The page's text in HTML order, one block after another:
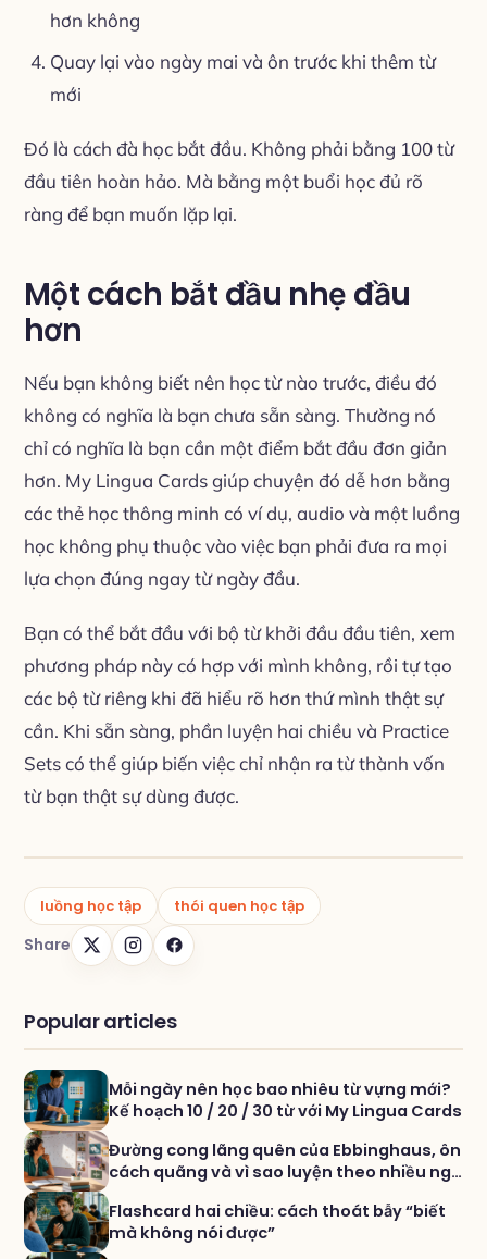
hơn không
Quay lại vào ngày mai và ôn trước khi thêm từ
mới
Đó là cách đà học bắt đầu. Không phải bằng 100 từ
đầu tiên hoàn hảo. Mà bằng một buổi học đủ rõ
ràng để bạn muốn lặp lại.
Một cách bắt đầu nhẹ đầu
hơn
Nếu bạn không biết nên học từ nào trước, điều đó
không có nghĩa là bạn chưa sẵn sàng. Thường nó
chỉ có nghĩa là bạn cần một điểm bắt đầu đơn giản
hơn. My Lingua Cards giúp chuyện đó dễ hơn bằng
các thẻ học thông minh có ví dụ, audio và một luồng
học không phụ thuộc vào việc bạn phải đưa ra mọi
lựa chọn đúng ngay từ ngày đầu.
Bạn có thể bắt đầu với bộ từ khởi đầu đầu tiên, xem
phương pháp này có hợp với mình không, rồi tự tạo
các bộ từ riêng khi đã hiểu rõ hơn thứ mình thật sự
cần. Khi sẵn sàng, phần luyện hai chiều và Practice
Sets có thể giúp biến việc chỉ nhận ra từ thành vốn
từ bạn thật sự dùng được.
luồng học tập thói quen học tập
Share
Popular articles
Mỗi ngày nên học bao nhiêu từ vựng mới?
Kế hoạch 10 / 20 / 30 từ với My Lingua Cards
Đường cong lãng quên của Ebbinghaus, ôn
cách quãng và vì sao luyện theo nhiều ngữ
Flashcard hai chiều: cách thoát bẫy “biết
mà không nói được”